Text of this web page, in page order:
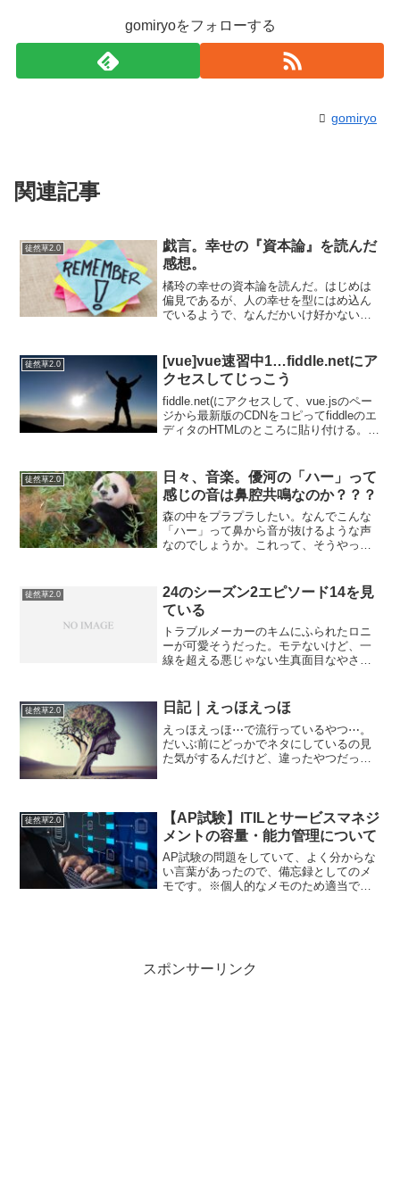
gomiryoをフォローする
gomiryo
関連記事
徒然草2.0
戯言。幸せの『資本論』を読んだ
感想。
橘玲の幸せの資本論を読んだ。はじめは
偏見であるが、人の幸せを型にはめ込ん
でいるようで、なんだかいけ好かないな
産を３つにカテゴライズして、金融資
産、人的資産、社会資産に分...
徒然草2.0
[vue]vue速習中1…fiddle.netにア
クセスしてじっこう
fiddle.net(にアクセスして、vue.jsのペー
ジから最新版のCDNをコピってfiddleのエ
ディタのHTMLのところに貼り付ける。ま
徒然草2.0
日々、音楽。優河の「ハー」って
感じの音は鼻腔共鳴なのか？？？
森の中をプラプラしたい。なんでこんな
「ハー」って鼻から音が抜けるような声
なのでしょうか。これって、そうやって
やっているんでしょうか。アンジェラ・
アキに（個人的に勝手にそ...
徒然草2.0
24のシーズン2エピソード14を見
ている
トラブルメーカーのキムにふられたロニ
ーが可愛そうだった。モテないけど、一
線を超える悪じゃない生真面目なやさし
のなかに住み。核戦争に備えて、２年か
けて地下シェルターを掘っ...
徒然草2.0 日記｜えっほえっほ
えっほえっほ⋯で流行っているやつ⋯。
だいぶ前にどっかでネタにしているの見
た気がするんだけど、違ったやつだった
のだな。あとこれもだいぶ...
徒然草2.0
【AP試験】ITILとサービスマネジ
メントの容量・能力管理について
AP試験の問題をしていて、よく分からな
い言葉があったので、備忘録としてのメ
モです。※個人的なメモのため適当で
スポンサーリンク